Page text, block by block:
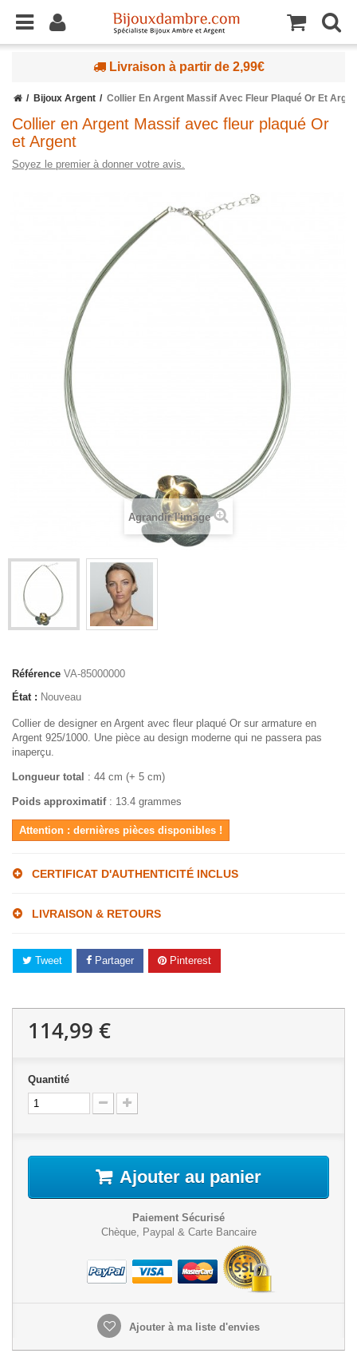
Livraison à partir de 2,99€
Bijoux Argent Collier En Argent Massif Avec Fleur Plaqué Or Et
Collier en Argent Massif avec fleur plaqué Or
et Argent
Soyez le premier à donner votre avis.
Agrandir l'image
Référence VA-85000000
État : Nouveau
Collier de designer en Argent avec fleur plaqué Or sur armature en
Argent 925/1000. Une pièce au design moderne qui ne passera pas
inaperçu.
Longueur total : 44 cm (+ 5 cm)
Poids approximatif : 13.4 grammes
Attention : dernières pièces disponibles !
CERTIFICAT D'AUTHENTICITÉ INCLUS
LIVRAISON & RETOURS
Tweet Partager Pinterest
114,99 €
Quantité
Ajouter au panier
Paiement Sécurisé
Chèque, Paypal & Carte Bancaire
Ajouter à ma liste d'envies